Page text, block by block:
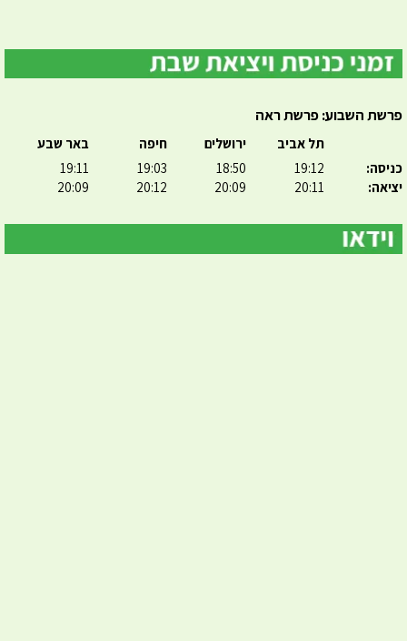
פרשת השבוע: פרשת ראה
כניסה:
יציאה:
תל אביב
19:12
20:11
ירושלים
18:50
20:09
חיפה
19:03
20:12
באר שבע
19:11
20:09